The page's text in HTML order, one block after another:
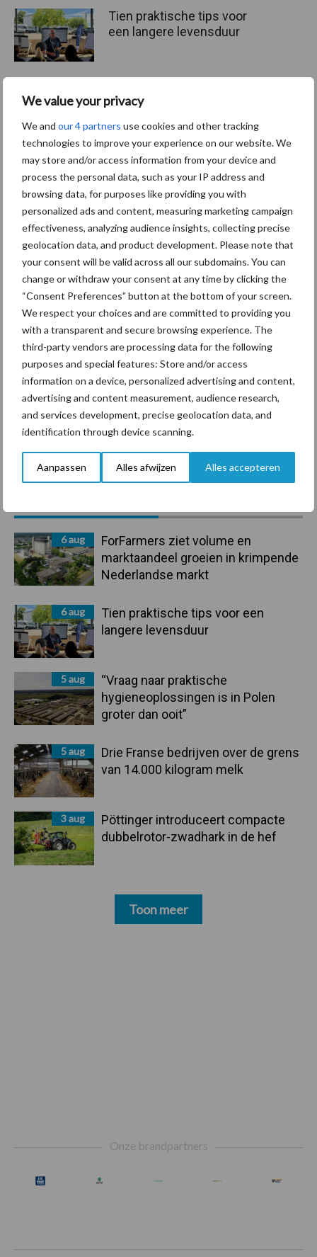
We value your privacy
We and our 4 partners use cookies and other tracking
technologies to improve your experience on our website. We
may store and/or access information from your device and
process the personal data, such as your IP address and
browsing data, for purposes like providing you with
personalized ads and content, measuring marketing campaign
effectiveness, analyzing audience insights, collecting precise
geolocation data, and product development. Please note that
your consent will be valid across all our subdomains. You can
change or withdraw your consent at any time by clicking the
“Consent Preferences” button at the bottom of your screen.
We respect your choices and are committed to providing you
with a transparent and secure browsing experience. The
third-party vendors are processing data for the following
purposes and special features: Store and/or access
information on a device, personalized advertising and content,
advertising and content measurement, audience research,
and services development, precise geolocation data, and
identification through device scanning.
Aanpassen Alles afwijzen Alles accepteren
Sidebar
6 aug
ForFarmers ziet volume en
marktaandeel groeien in krimpende
Nederlandse markt
6 aug
Tien praktische tips voor een
langere levensduur
5 aug
“Vraag naar praktische
hygieneoplossingen is in Polen
groter dan ooit”
5 aug
Drie Franse bedrijven over de grens
van 14.000 kilogram melk
3 aug
Pöttinger introduceert compacte
dubbelrotor-zwadhark in de hef
Toon meer
Tien praktische tips voor
een langere levensduur
“Vraag naar praktische
hygieneoplossingen is in
Polen groter dan ooit”
Themapagina's
Diergezondheid Bemesting Fokkerij
Bedrijfsnieuws
Ligbox &
Voerhekken
Toon meer
Onze brandpartners